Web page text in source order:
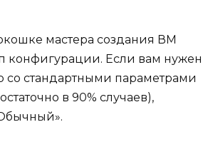
мастера создания ВМ
конфигурации. Если вам нужен
со стандартными параметрами
в 90% случаев),